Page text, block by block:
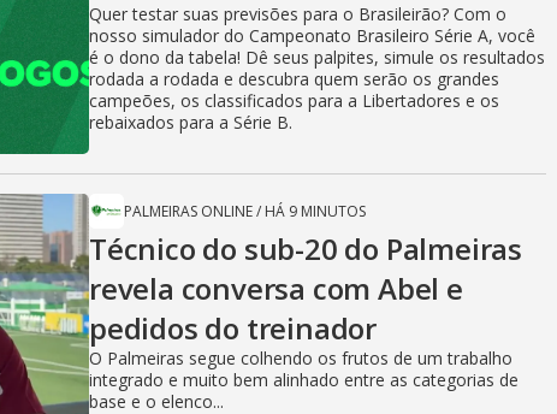
Quer testar suas previsões para o Brasileirão? Com o
nosso simulador do Campeonato Brasileiro Série A, você
é o dono da tabela! Dê seus palpites, simule os resultados
rodada a rodada e descubra quem serão os grandes
campeões, os classificados para a Libertadores e os
rebaixados para a Série B.
PALMEIRAS ONLINE/ HÁ 9 MINUTOS
Técnico do sub-20 do Palmeiras
revela conversa com Abel e
pedidos do treinador
O Palmeiras segue colhendo os frutos de um trabalho
integrado e muito bem alinhado entre as categorias de
base e o elenco...